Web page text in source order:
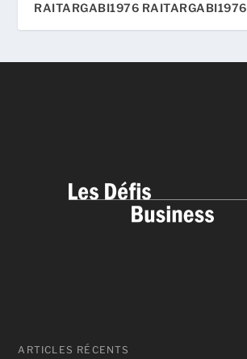
RAITARGABI1976 RAITARGABI1976
ARTICLES RÉCENTS